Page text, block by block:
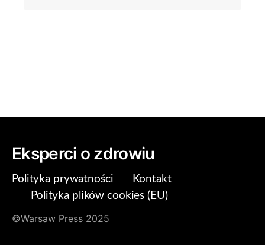
Eksperci o zdrowiu
Polityka prywatności
Kontakt
Polityka plików cookies (EU)
©Warsaw Press 2025